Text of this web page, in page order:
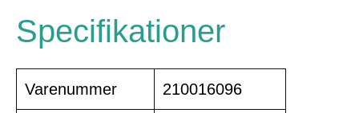
Specifikationer
Varenummer 210016096